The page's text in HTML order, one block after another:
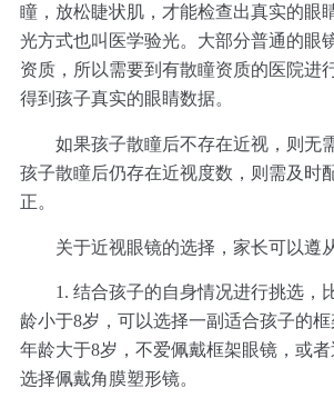
瞳，放松睫状肌，才能检查出真实的眼
光方式也叫医学验光。大部分普通的眼
资质，所以需要到有散瞳资质的医院进
得到孩子真实的眼睛数据。
如果孩子散瞳后不存在近视，则无
孩子散瞳后仍存在近视度数，则需及时
正。
关于近视眼镜的选择，家长可以遵从
1. 结合孩子的自身情况进行挑选，
龄小于8岁，可以选择一副适合孩子的
年龄大于8岁，不爱佩戴框架眼镜，或者
选择佩戴角膜塑形镜。